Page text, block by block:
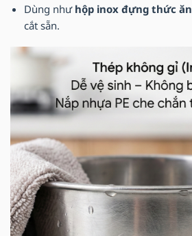
Dùng như hộp inox đựng thức ăn
cắt sẵn.